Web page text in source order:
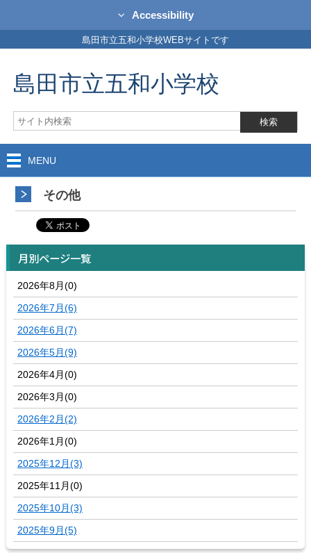
Accessibility
島田市立五和小学校WEBサイトです
島田市立五和小学校
MENU
その他
月別ページ一覧
2026年8月(0)
2026年7月(6)
2026年6月(7)
2026年5月(9)
2026年4月(0)
2026年3月(0)
2026年2月(2)
2026年1月(0)
2025年12月(3)
2025年11月(0)
2025年10月(3)
2025年9月(5)